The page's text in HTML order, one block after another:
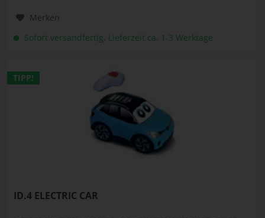
Merken
Sofort versandfertig, Lieferzeit ca. 1-3 Werktage
TIPP!
ID.4 ELECTRIC CAR